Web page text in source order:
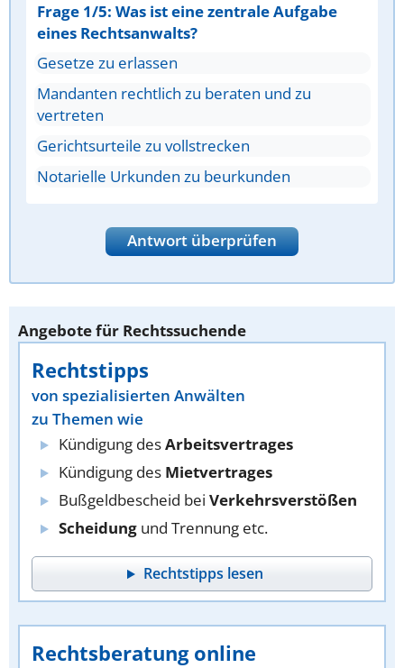
Frage 1/5: Was ist eine zentrale Aufgabe
eines Rechtsanwalts?
Gesetze zu erlassen
Mandanten rechtlich zu beraten und zu
vertreten
Gerichtsurteile zu vollstrecken
Notarielle Urkunden zu beurkunden
Antwort überprüfen
Angebote für Rechtssuchende
Rechtstipps
von spezialisierten Anwälten
zu Themen wie
Kündigung desArbeitsvertrages
Kündigung des Mietvertrages
Bußgeldbescheid bei Verkehrsverstößen
Scheidung und Trennung etc.
Rechtstipps lesen
Rechtsberatung online